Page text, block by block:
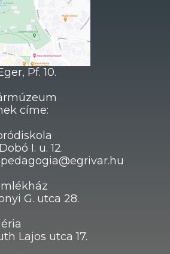
Pf. 10.
címe:
I. u. 12.
G. utca 28.
Lajos utca 17.